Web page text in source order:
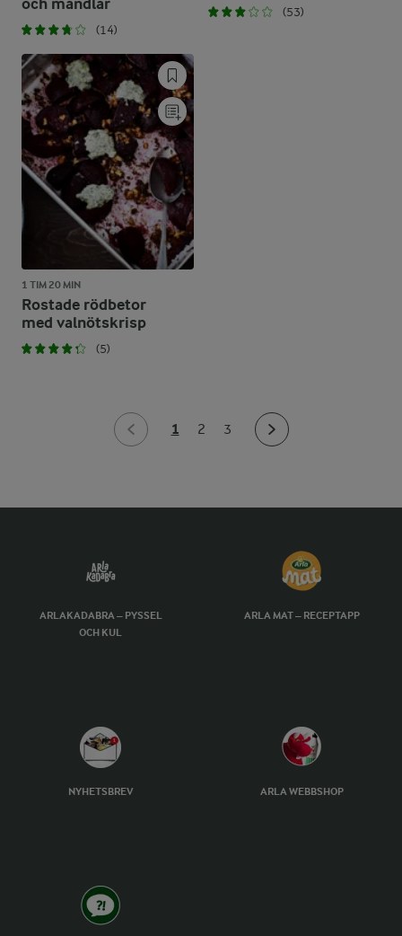
och mandlar
(14)
(53)
1 TIM 20 MIN
Rostade rödbetor
med valnötskrisp
(5)
1 2 3
ARLAKADABRA – PYSSEL
OCH KUL
ARLA MAT – RECEPTAPP
NYHETSBREV ARLA WEBBSHOP